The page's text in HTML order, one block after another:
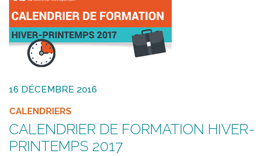
16 DÉCEMBRE 2016
CALENDRIERS
CALENDRIER DE FORMATION HIVER-
PRINTEMPS 2017